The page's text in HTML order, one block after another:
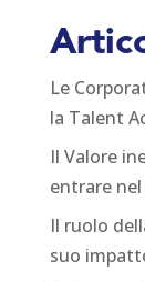
Le
la Talent
Il Valore
entrare
Il ruolo
suo